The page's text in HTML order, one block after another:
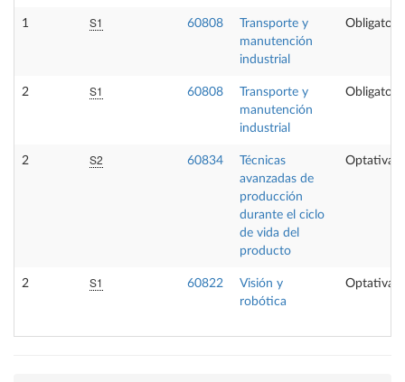
1 S1 60808
Transporte y
manutención
industrial
Obligatoria
2 S1 60808
Transporte y
manutención
industrial
Obligatoria
2 S2 60834
Técnicas
avanzadas de
producción
durante el ciclo
de vida del
producto
Optativa
2 S1 60822
Visión y
robótica
Optativa